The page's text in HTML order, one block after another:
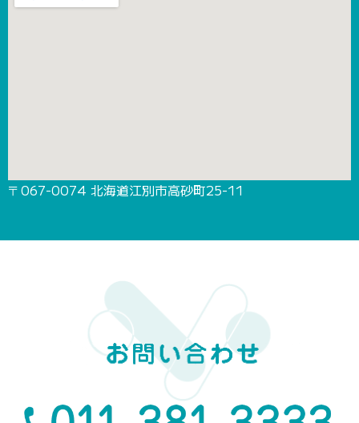
〒067-0074 北海道江別市高砂町25-11